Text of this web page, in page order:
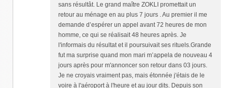
sans résultât. Le grand maître ZOKLI promettait un
retour au ménage en au plus 7 jours . Au premier il me
demande d’espérer un appel avant 72 heures de mon
homme, ce qui se réalisait 48 heures après. Je
l'informais du résultat et il poursuivait ses rituels.Grande
fut ma surprise quand mon mari m’appela de nouveau 4
jours après pour m'annoncer son retour dans 03 jours.
Je ne croyais vraiment pas, mais étonnée j'étais de le
voire à l'aéroport à l'heure et au jour dits. Depuis son